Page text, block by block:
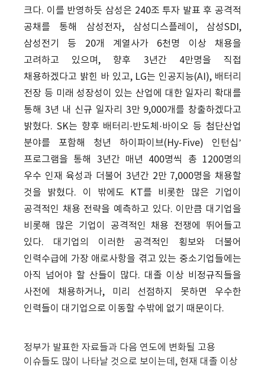
크다. 이를 반영하듯 삼성은 240조 투자 발표 후 공격적
공채를 통해 삼성전자, 삼성디스플레이, 삼성SDI,
삼성전기 등 20개 계열사가 6천명 이상 채용을
고려하고 있으며, 향후 3년간 4만명을 직접
채용하겠다고 밝힌 바 있고, LG는 인공지능(AI), 배터리
전장 등 미래 성장성이 있는 산업에 대한 일자리 확대를
통해 3년 내 신규 일자리 3만 9,000개를 창출하겠다고
밝혔다. SK는 향후 배터리·반도체·바이오 등 첨단산업
분야를 포함해 청년 하이파이브(Hy-Five) 인턴십’
프로그램을 통해 3년간 매년 400명씩 총 1200명의
우수 인재 육성과 더불어 3년간 2만 7,000명을 채용할
것을 밝혔다. 이 밖에도 KT를 비롯한 많은 기업이
공격적인 채용 전략을 예측하고 있다. 이만큼 대기업을
비롯해 많은 기업이 공격적인 채용 전쟁에 뛰어들고
있다. 대기업의 이러한 공격적인 횡보와 더불어
인력수급에 가장 애로사항을 겪고 있는 중소기업들에는
아직 넘어야 할 산들이 많다. 대졸 이상 비정규직들을
사전에 채용하거나, 미리 선점하지 못하면 우수한
인력들이 대기업으로 이동할 수밖에 없기 때문이다.
정부가 발표한 자료들과 다음 연도에 변화될 고용
이슈들도 많이 나타날 것으로 보이는데, 현재 대졸 이상